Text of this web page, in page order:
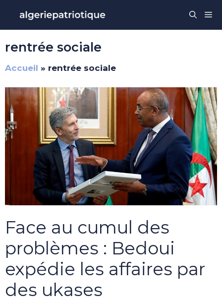
contenu
rentrée sociale
Accueil » rentrée sociale
Face au cumul des
problèmes : Bedoui
expédie les affaires par
des ukases